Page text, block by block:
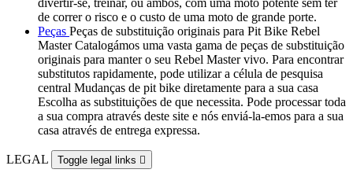
divertir-se, treinar, ou ambos, com uma moto potente sem ter
de correr o risco e o custo de uma moto de grande porte.
Peças Peças de substituição originais para Pit Bike Rebel
Master Catalogámos uma vasta gama de peças de substituição
originais para manter o seu Rebel Master vivo. Para encontrar
substitutos rapidamente, pode utilizar a célula de pesquisa
central Mudanças de pit bike diretamente para a sua casa
Escolha as substituições de que necessita. Pode processar toda
a sua compra através deste site e nós enviá-la-emos para a sua
casa através de entrega expressa.
LEGAL Toggle legal links 